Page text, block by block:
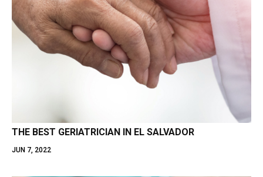
THE BEST GERIATRICIAN IN EL SALVADOR
JUN 7, 2022